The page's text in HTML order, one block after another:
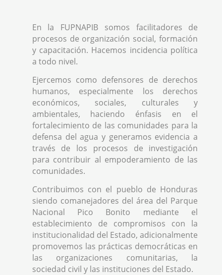
En la FUPNAPIB somos facilitadores de
procesos de organización social, formación
y capacitación. Hacemos incidencia política
a todo nivel.
Ejercemos como defensores de derechos
humanos, especialmente los derechos
económicos, sociales, culturales y
ambientales, haciendo énfasis en el
fortalecimiento de las comunidades para la
defensa del agua y generamos evidencia a
través de los procesos de investigación
para contribuir al empoderamiento de las
comunidades.
Contribuimos con el pueblo de Honduras
siendo comanejadores del área del Parque
Nacional Pico Bonito mediante el
establecimiento de compromisos con la
institucionalidad del Estado, adicionalmente
promovemos las prácticas democráticas en
las organizaciones comunitarias, la
sociedad civil y las instituciones del Estado.